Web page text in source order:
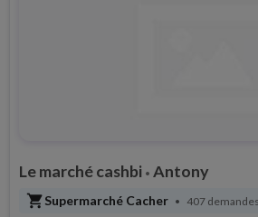
Le marché cashbi • Antony
shopping_cartSupermarché Cacher • 407